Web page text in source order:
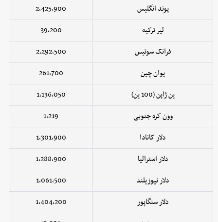
پوند انگلیس
2,425,900
لیر ترکیه
39,200
فرانک سوئیس
2,292,500
یوان چین
261,700
ین ژاپن (100 ین)
1,136,050
وون کره جنوبی
1,219
دلار کانادا
1,301,900
دلار استرالیا
1,288,900
دلار نیوزیلند
1,061,500
دلار سنگاپور
1,404,200